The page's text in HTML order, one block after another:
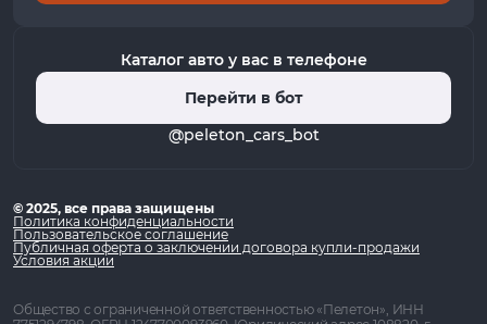
Каталог авто у вас в телефоне
Перейти в бот
@peleton_cars_bot
© 2025, все права защищены
Политика конфиденциальности
Пользовательское соглашение
Публичная оферта о заключении договора купли-продажи
Условия акции
Общество с ограниченной ответственностью «Пелетон», ИНН